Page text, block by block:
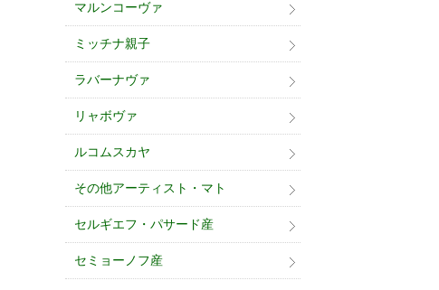
マルンコーヴァ
ミッチナ親子
ラバーナヴァ
リャボヴァ
ルコムスカヤ
その他アーティスト・マト
セルギエフ・パサード産
セミョーノフ産